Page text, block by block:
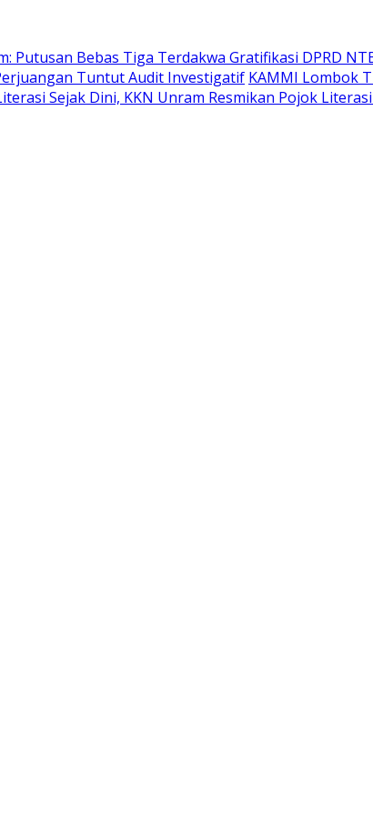
Putusan Bebas Tiga Terdakwa Gratifikasi DPRD
Tuntut Audit Investigatif KAMMI Lombok
Sejak Dini, KKN Unram Resmikan Pojok